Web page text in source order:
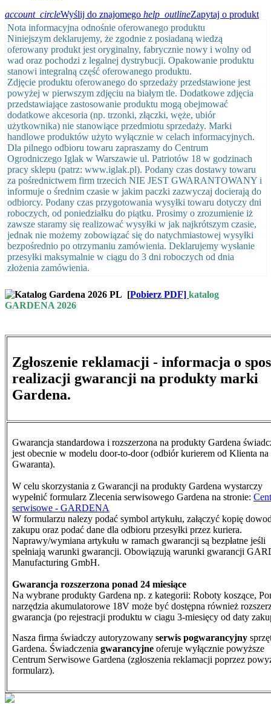
account_circleWyślij do znajomego help_outlineZapytaj o produkt
Nota informacyjna odnośnie oferowanego produktu
Niniejszym deklarujemy, że zgodnie z posiadaną wiedzą
oferowany produkt jest oryginalny, fabrycznie nowy i wolny od
wad oraz pochodzi z legalnej dystrybucji. Opakowanie produktu
stanowi integralną część oferowanego produktu.
Zdjęcie produktu oferowanego do sprzedaży przedstawione jest
powyżej w pierwszym zdjęciu na białym tle. Dodatkowe zdjęcia
przedstawiające zastosowanie produktu mogą obejmować
dodatkowe akcesoria (np. trzonki, złączki, węże, ubiór
użytkownika) nie stanowiące przedmiotu sprzedaży. Marki
handlowe produktów użyto wyłącznie w celach informacyjnych.
Dla pilnego odbioru towaru zapraszamy do Centrum
Ogrodniczego Iglak w Warszawie ul. Patriotów 18 w godzinach
pracy sklepu (patrz: www.iglak.pl). Podany czas dostawy towaru
za pośrednictwem firm trzecich NIE JEST GWARANTOWANY i
informuje o średnim czasie w jakim paczki zazwyczaj docierają do
odbiorcy. Podany czas przygotowania wysyłki towaru dotyczy dni
roboczych, od poniedziałku do piątku. Prosimy o zrozumienie iż
zawsze staramy się realizować wysyłki w jak najkrótszym czasie,
jednak nie możemy zobowiązać się do natychmiastowej wysyłki
bezpośrednio po otrzymaniu zamówienia. Deklarujemy wysłanie
przesyłki maksymalnie w ciągu do 3 dni roboczych od dnia
złożenia zamówienia.
[Pobierz PDF] katalog
GARDENA 2026
Zgłoszenie reklamacji - informacja o
realizacji gwarancji na produkty marki
Gardena.
Gwarancja standardowa i rozszerzona na produkty Gardena
jest obecnie w modelu door-to-door (odbiór kurierem od Klienta na
Gwaranta).
W celu skorzystania z Gwarancji na produkty Gardena wystarczy
wypełnić formularz Zlecenia serwisowego Gardena na stronie:
serwisowe - GARDENA
W formularzu nalezy podać symbol artykułu, załączyć kopię
zakupu oraz podać dane dla odbioru przesyłki przez kuriera.
Naprawy/wymiana artykułu w ramach gwarancji są bezpłatne jeśli
spełniają warunki gwarancji. Obowiązują warunki gwarancji
Manufacturing GmbH.
Gwarancja rozszerzona ponad 24 miesiące
Na wybrane produkty Gardena np. z kategorii: Roboty koszące,
narzędzia akumulatorowe 18V może być dostępna również
gwarancja (po rejestracji produktu w ciagu 3-miesięcy od daty
Nasza firma świadczy autoryzowany serwis pogwarancyjny
Gardena. Świadczenia gwarancyjne oferuje wyłącznie powyższe
Centrum Serwisowe Gardena (zgłoszenia reklamacji poprzez
formularz).